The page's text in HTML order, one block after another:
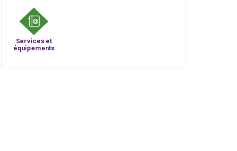
Services et
équipements